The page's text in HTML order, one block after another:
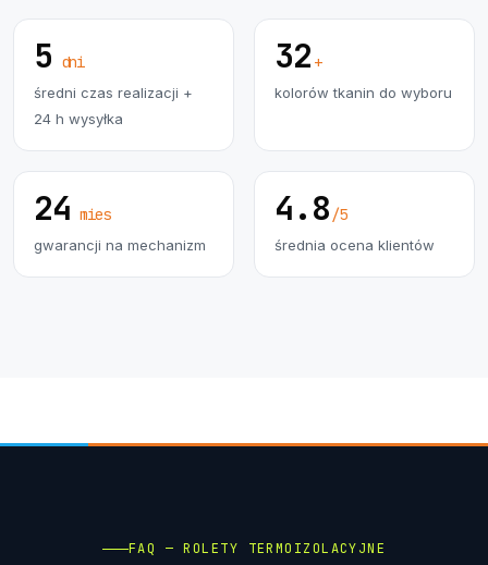
5 dni
średni czas realizacji +
24 h wysyłka
32 +
kolorów tkanin do wyboru
24 mies
gwarancji na mechanizm
4.8 /5
średnia ocena klientów
FAQ — ROLETY TERMOIZOLACYJNE